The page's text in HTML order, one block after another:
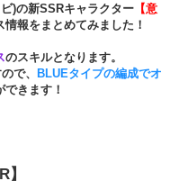
)の新SSRキャラクター 【意
報をまとめてみました！
のスキルとなります。
で、
BLUEタイプの編成でオ
きます！